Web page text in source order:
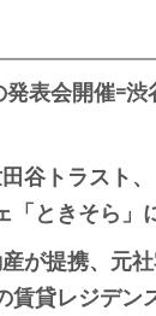
表会開催=
谷トラスト
「ときそら」
が提携、元
賃貸レジデン